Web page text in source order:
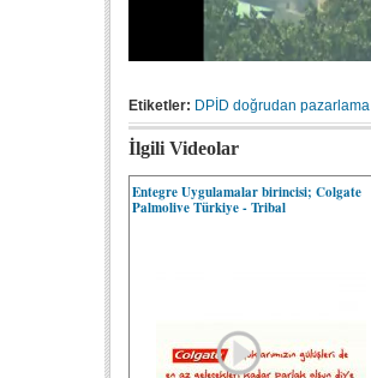
Etiketler: DPİD doğrudan pazarlama
İlgili Videolar
Entegre Uygulamalar birincisi; Colgate
Palmolive Türkiye - Tribal